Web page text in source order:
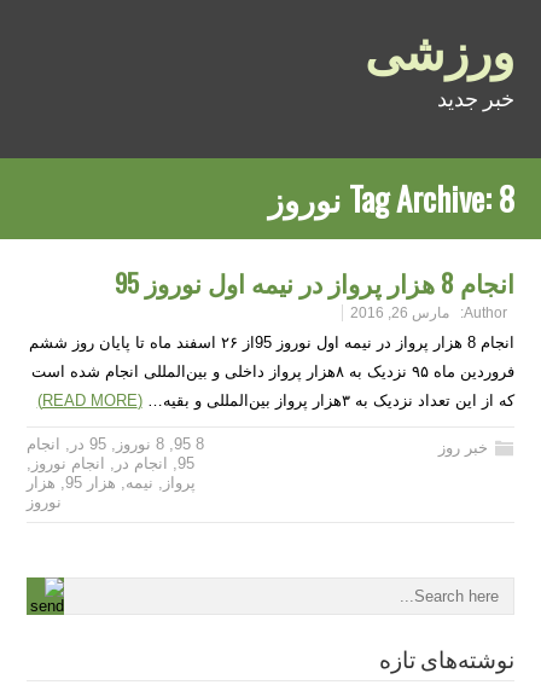
ورزشی
خبر جدید
Tag Archive:8 نوروز
انجام 8 هزار پرواز در نیمه اول نوروز 95
Author: مارس 26, 2016
انجام 8 هزار پرواز در نیمه اول نوروز 95از ۲۶ اسفند ماه تا پایان روز ششم
فروردین ماه ۹۵ نزدیک به ۸هزار پرواز داخلی و بین‌المللی انجام شده است
که از این تعداد نزدیک به ۳هزار پرواز بین‌المللی و بقیه…
(READ MORE)
خبر روز 8 95
, 8 نوروز , 95 در ,
انجام
95
, انجام در , انجام نوروز ,
پرواز , نیمه, هزار 95 , هزار
نوروز
نوشته‌های تازه